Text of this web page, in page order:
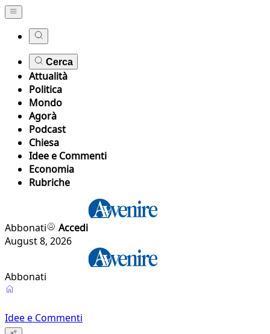
Cerca
Attualità
Politica
Mondo
Agorà
Podcast
Chiesa
Idee e Commenti
Economia
Rubriche
Abbonati
Accedi
August 8, 2026
Abbonati
Idee e Commenti